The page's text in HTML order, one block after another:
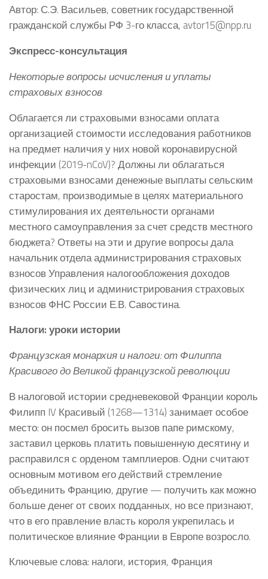
Автор: С.Э. Васильев, советник государственной
гражданской службы РФ 3-го класса, avtor15@npp.ru
Экспресс-консультация
Некоторые вопросы исчисления и уплаты
страховых взносов
Облагается ли страховыми взносами оплата
организацией стоимости исследования работников
на предмет наличия у них новой коронавирусной
инфекции (2019-nCoV)? Должны ли облагаться
страховыми взносами денежные выплаты сельским
старостам, производимые в целях материального
стимулирования их деятельности органами
местного самоуправления за счет средств местного
бюджета? Ответы на эти и другие вопросы дала
начальник отдела администрирования страховых
взносов Управления налогообложения доходов
физических лиц и администрирования страховых
взносов ФНС России Е.В. Савостина.
Налоги: уроки истории
Французская монархия и налоги: от Филиппа
Красивого до Великой французской революции
В налоговой истории средневековой Франции король
Филипп IV Красивый (1268—1314) занимает особое
место: он посмел бросить вызов папе римскому,
заставил церковь платить повышенную десятину и
расправился с орденом тамплиеров. Одни считают
основным мотивом его действий стремление
объединить Францию, другие — получить как можно
больше денег от своих подданных, но все признают,
что в его правление власть короля укрепилась и
политическое влияние Франции в Европе возросло.
Ключевые слова: налоги, история, Франция